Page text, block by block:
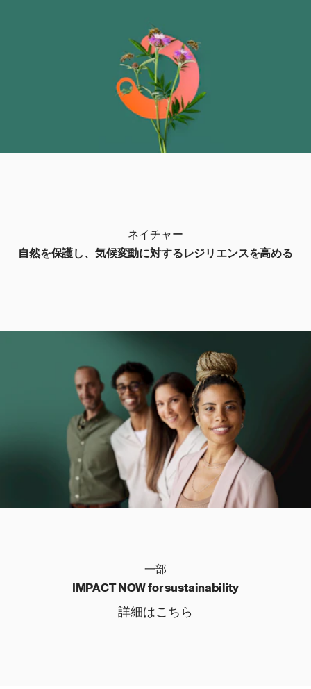
ネイチャー
自然を保護し、気候変動に対するレジリエンスを高める
一部
IMPACT NOW for sustainability
詳細はこちら